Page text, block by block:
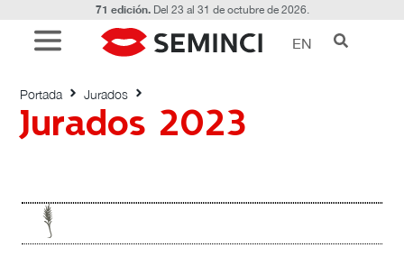
71 edición.Del 23 al 31 de octubre de 2026.
EN
Jurados 2023
Portada Jurados
Jurados 2023